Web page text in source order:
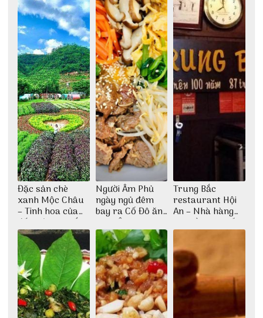
Đặc sản chè
xanh Mộc Châu
– Tinh hoa của
đất trời Tây Bắc
Người Âm Phủ
ngày ngủ đêm
bay ra Cố Đô ăn
Cơm Âm Phủ
Huế
Trung Bắc
restaurant Hội
An – Nhà hàng
cao lầu có thiết
kế vô cùng ấn
tượng giữa lòng
phố Hội